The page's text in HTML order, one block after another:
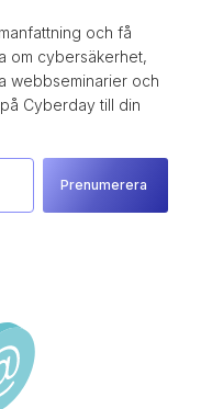
och få
om cybersäkerhet,
webbseminarier och
Cyberday till din